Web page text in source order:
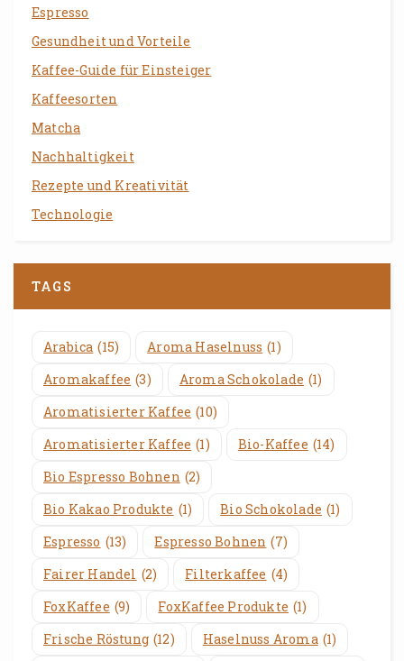
Espresso
Gesundheit und Vorteile
Kaffee-Guide für Einsteiger
Kaffeesorten
Matcha
Nachhaltigkeit
Rezepte und Kreativität
Technologie
TAGS
Arabica (15) Aroma Haselnuss (1)
Aromakaffee (3) Aroma Schokolade (1)
Aromatisierter Kaffee (10)
Aromatisierter Kaffee (1) Bio-Kaffee (14)
Bio Espresso Bohnen (2)
Bio Kakao Produkte (1) Bio Schokolade (1)
Espresso (13) Espresso Bohnen (7)
Fairer Handel (2) Filterkaffee (4)
FoxKaffee (9) FoxKaffee Produkte (1)
Frische Röstung (12) Haselnuss Aroma (1)